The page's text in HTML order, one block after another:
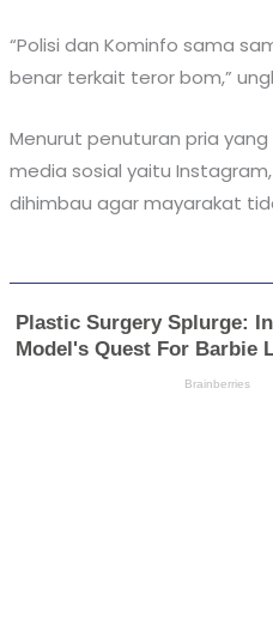
“Polisi dan Kominfo sama
benar terkait teror bom,”
Menurut penuturan pria
media sosial yaitu
dihimbau agar mayarakat